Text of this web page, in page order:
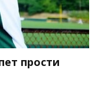
прости